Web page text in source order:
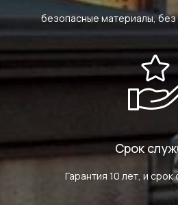
безопасные материалы,
Срок
Гарантия 10 лет, и